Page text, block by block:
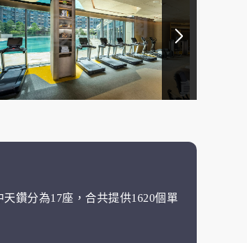
鑽分為17座，合共提供1620個單